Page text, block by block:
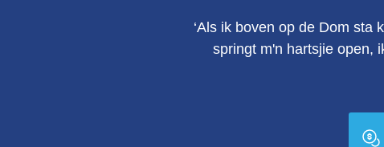
‘Als ik boven op de Dom sta
springt m'n hartsjie open,